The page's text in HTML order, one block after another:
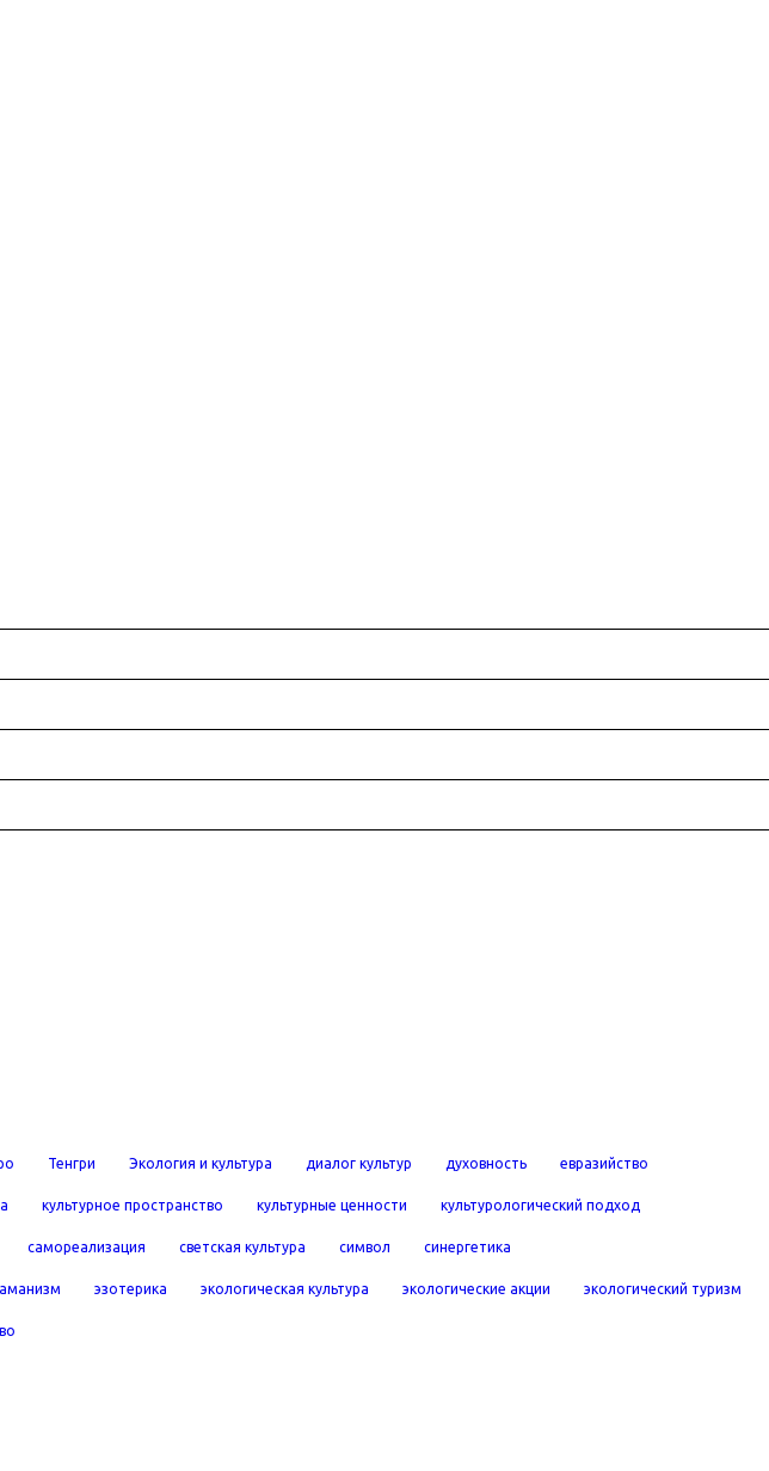
Тенгри Экология и культура диалог культур духовность евразийство
культурное пространство культурные ценности культурологический подход
самореализация светская культура символ синергетика
эзотерика экологическая культура экологические акции экологический туризм